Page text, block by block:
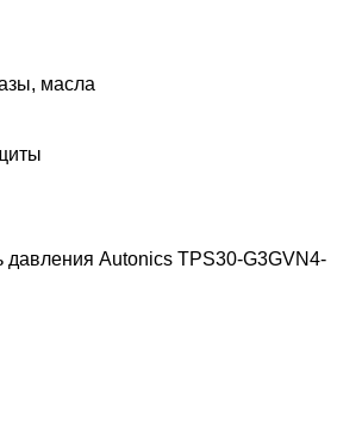
масла
давления Autonics TPS30-G3GVN4-